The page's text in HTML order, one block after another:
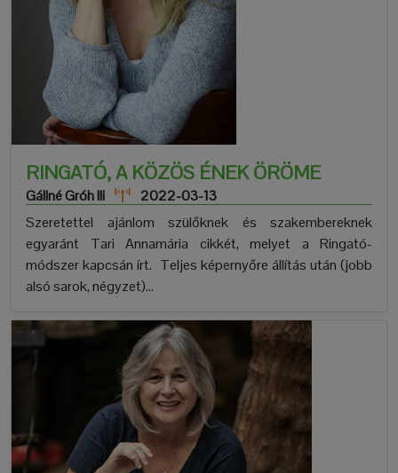
RINGATÓ, A KÖZÖS ÉNEK ÖRÖME
Gállné Gróh Ili
2022-03-13
Szeretettel ajánlom szülőknek és szakembereknek
egyaránt Tari Annamária cikkét, melyet a Ringató-
módszer kapcsán írt. Teljes képernyőre állítás után (jobb
alsó sarok, négyzet)...